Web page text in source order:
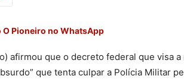
Pioneiro no WhatsApp
afirmou que o decreto federal que visa
que tenta culpar a Polícia Militar